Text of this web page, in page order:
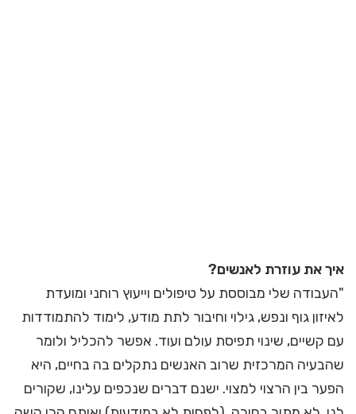
איך את עוזרת לאנשים?
"העבודה שלי מבוססת על טיפולים וייעוץ רוחני ומועדת
לאיזון גוף ונפש, גילוי וחיבור לתת מודע, לימוד להתמודדות
עם קשיים, שינוי תפיסת עולם ועוד. אפשר להכליל ולומר
שהבעיה המרכזית שרוב האנשים נתקלים בה בחיים, היא
הפער בין הרצוי למצוי. ישנם דברים שנכפים עלינו, שקורים